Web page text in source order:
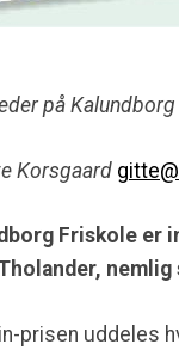
på
Korsgaard
Friskole er
prisen uddeles